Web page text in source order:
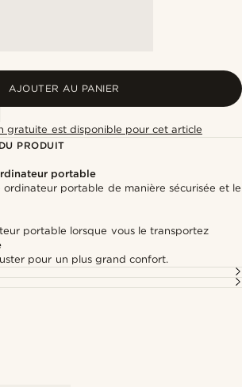
AJOUTER AU PANIER
gratuite est disponible pour cet article
PRODUIT
portable
portable de manière sécurisée et le
portable lorsque vous le transportez
pour un plus grand confort.